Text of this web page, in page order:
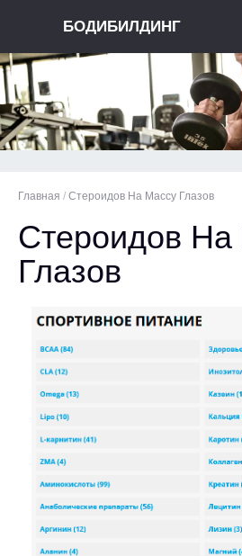
БОДИБИЛДИНГ
Главная / Стероидов На Массу Глазов
Стероидов На
Глазов